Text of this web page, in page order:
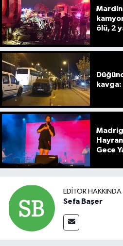
ölü, 2
kavga:
Gece
EDITÖR HAKKINDA
Sefa Başer